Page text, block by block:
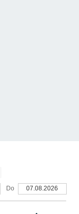
Do 07.08.2026